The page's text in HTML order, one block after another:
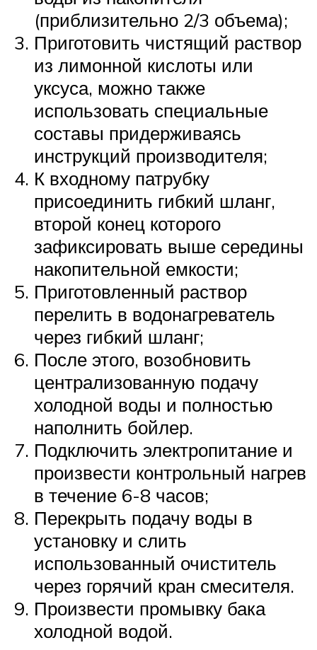
(приблизительно 2/3 объема);
Приготовить чистящий раствор
из лимонной кислоты или
уксуса, можно также
использовать специальные
составы придерживаясь
инструкций производителя;
К входному патрубку
присоединить гибкий шланг,
второй конец которого
зафиксировать выше середины
накопительной емкости;
Приготовленный раствор
перелить в водонагреватель
через гибкий шланг;
После этого, возобновить
централизованную подачу
холодной воды и полностью
наполнить бойлер.
Подключить электропитание и
произвести контрольный нагрев
в течение 6-8 часов;
Перекрыть подачу воды в
установку и слить
использованный очиститель
через горячий кран смесителя.
Произвести промывку бака
холодной водой.